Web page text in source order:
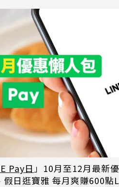
Pay日 」10月至12月最新優
假日逛寶雅 每月爽賺600點